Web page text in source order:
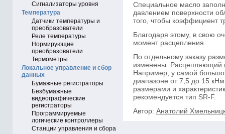
Сигнализаторы уровня
Температура
Датчики температуры и
преобразователи
Реле температуры
Нормирующие
преобразователи
Термометры
Локальное управление и сбор
данных
Бумажные регистраторы
Безбумажные
видеографические
регистраторы
Программируемые
логические контроллеры
Станции управления и сбора
Специальное масло
давлением поверхности
того, чтобы коэффициент
Благодаря этому, в свою
момент расцепления.
По отдельному заказу
изменены. Расцепляющий
Например, у самой
диапазоне от 7,5 до 15
размерами и
рекомендуется тип SR-F.
Автор: Анатолий